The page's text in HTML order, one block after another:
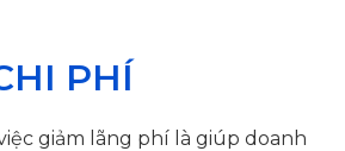
PHÍ
giảm lãng phí là giúp doanh